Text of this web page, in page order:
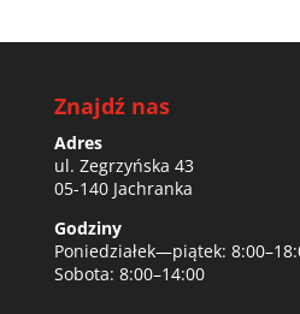
Znajdź nas
Adres
ul. Zegrzyńska 43
05-140 Jachranka
Godziny
Poniedziałek—piątek:
Sobota: 8:00–14:00